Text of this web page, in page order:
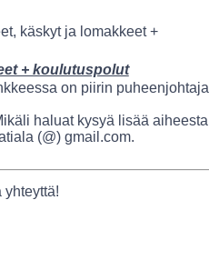
käskyt ja lomakkeet +
+ koulutuspolut
on piirin puheenjohtaja
haluat kysyä lisää aiheesta
(@) gmail.com.
yhteyttä!